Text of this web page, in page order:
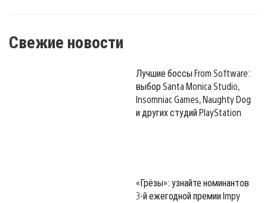
Свежие новости
Лучшие боссы From Software:
выбор Santa Monica Studio,
Insomniac Games, Naughty Dog
и других студий PlayStation
«Грёзы»: узнайте номинантов
3-й ежегодной премии Impy